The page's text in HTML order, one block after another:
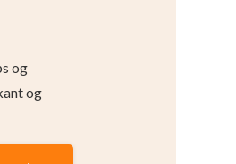
og
og